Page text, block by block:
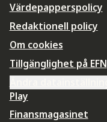
Värdepapperspolicy
Redaktionell policy
Om cookies
Tillgänglighet på EFN
Play
Finansmagasinet